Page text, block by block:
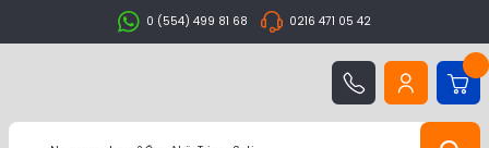
0 (554) 499 81 68 0216 471 05 42